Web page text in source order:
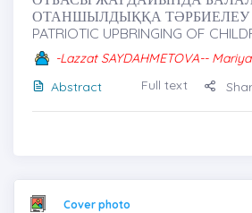
ОТАНШЫЛДЫҚҚА ТӘРБИЕЛЕУ ,
PATRIOTIC UPBRINGING OF
-Lazzat SAYDAHMETOVA--
Abstract
Full text
Cover photo